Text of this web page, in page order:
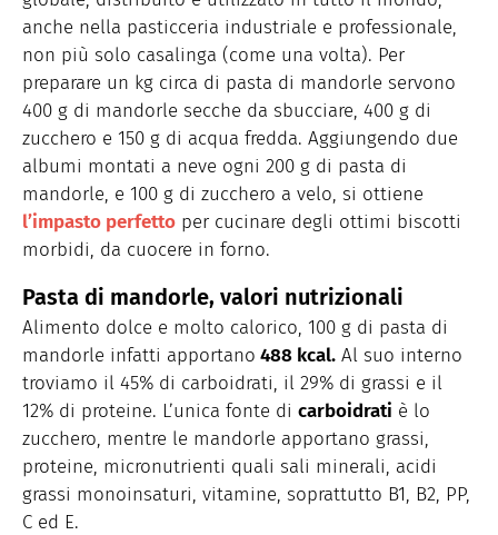
anche nella pasticceria industriale e professionale,
non più solo casalinga (come una volta). Per
preparare un kg circa di pasta di mandorle servono
400 g di mandorle secche da sbucciare, 400 g di
zucchero e 150 g di acqua fredda. Aggiungendo due
albumi montati a neve ogni 200 g di pasta di
mandorle, e 100 g di zucchero a velo, si ottiene
l’impasto perfetto per cucinare degli ottimi biscotti
morbidi, da cuocere in forno.
Pasta di mandorle, valori nutrizionali
Alimento dolce e molto calorico, 100 g di pasta di
mandorle infatti apportano 488 kcal. Al suo interno
troviamo il 45% di carboidrati, il 29% di grassi e il
12% di proteine. L’unica fonte di carboidrati è lo
zucchero, mentre le mandorle apportano grassi,
proteine, micronutrienti quali sali minerali, acidi
grassi monoinsaturi, vitamine, soprattutto B1, B2, PP,
C ed E.